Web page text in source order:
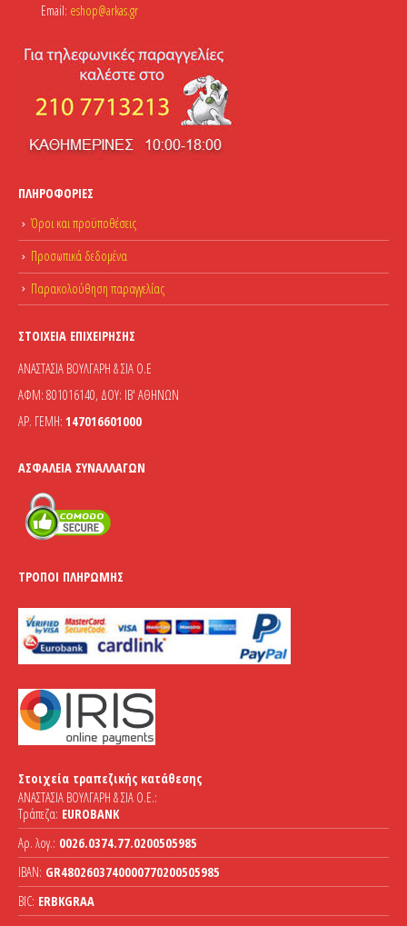
Email: eshop@arkas.gr
ΠΛΗΡΟΦΟΡΊΕΣ
Όροι και προϋποθέσεις
Προσωπικά δεδομένα
Παρακολούθηση παραγγελίας
ΣΤΟΙΧΕΊΑ ΕΠΙΧΕΊΡΗΣΗΣ
ΑΝΑΣΤΑΣΙΑ ΒΟΥΛΓΑΡΗ & ΣΙΑ Ο.Ε
ΑΦΜ: 801016140, ΔΟΥ: ΙΒ' ΑΘΗΝΩΝ
ΑΡ. ΓΕΜΗ: 147016601000
ΑΣΦΆΛΕΙΑ ΣΥΝΑΛΛΑΓΏΝ
ΤΡΌΠΟΙ ΠΛΗΡΩΜΉΣ
Στοιχεία τραπεζικής κατάθεσης
ΑΝΑΣΤΑΣΙΑ ΒΟΥΛΓΑΡΗ & ΣΙΑ Ο.Ε.:
Τράπεζα: EUROBANK
Αρ. λογ.: 0026.0374.77.0200505985
IBAN: GR4802603740000770200505985
BIC: ERBKGRAA